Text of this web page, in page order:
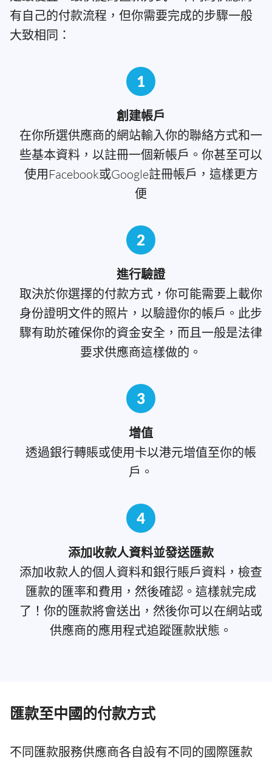
有自己的付款流程，但你需要完成的步驟一般
大致相同：
1
創建帳戶
在你所選供應商的網站輸入你的聯絡方式和一
些基本資料，以註冊一個新帳戶。你甚至可以
使用Facebook或Google註冊帳戶，這樣更方
便
2
進行驗證
取決於你選擇的付款方式，你可能需要上載你
身份證明文件的照片，以驗證你的帳戶。此步
驟有助於確保你的資金安全，而且一般是法律
要求供應商這樣做的。
3
增值
透過銀行轉賬或使用卡以港元增值至你的帳
戶。
4
添加收款人資料並發送匯款
添加收款人的個人資料和銀行賬戶資料，檢查
匯款的匯率和費用，然後確認。這樣就完成
了！你的匯款將會送出，然後你可以在網站或
供應商的應用程式追蹤匯款狀態。
匯款至中國的付款方式
不同匯款服務供應商各自設有不同的國際匯款